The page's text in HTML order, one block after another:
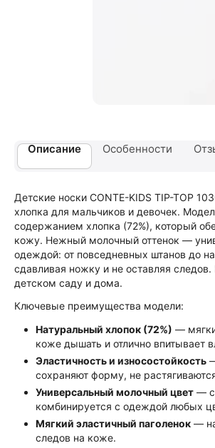
Описание Особенности
Детские носки CONTE-KIDS TIP-TOP
хлопка для мальчиков и девочек.
содержанием хлопка (72%), который
кожу. Нежный молочный оттенок —
одеждой: от повседневных штанов до
сдавливая ножку и не оставляя
детском саду и дома.
Ключевые преимущества модели:
Натуральный хлопок (72%) —
коже дышать и отлично впитывает
Эластичность и износостойкость
сохраняют форму, не
Универсальный молочный цвет —
комбинируется с одеждой любых
Мягкий эластичный паголенок —
следов на коже.